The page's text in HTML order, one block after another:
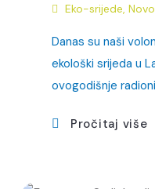
Eko-srijede,
Danas su naši
ekološki srijeda u
ovogodišnje
Pročitaj više